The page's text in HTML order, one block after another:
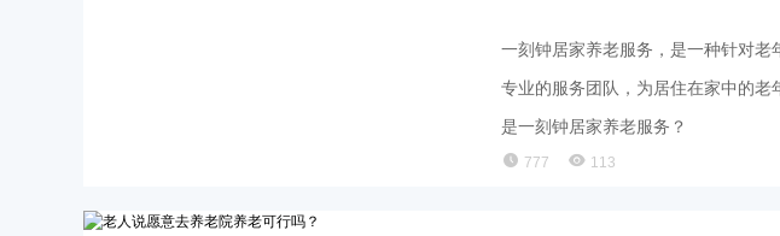
一刻钟居家养老服务，是一种针对
专业的服务团队，为居住在家中的老
是一刻钟居家养老服务？
777 113